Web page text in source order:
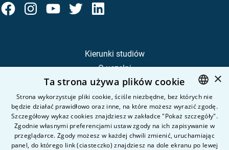
Kierunki studiów
O uczelni
Kandydat
Student
Nauka i badania
Intranet
POLISH
ENGLISH
×
Ta strona używa plików cookie
Strona wykorzystuje pliki cookie, ściśle niezbędne, bez których nie
będzie działać prawidłowo oraz inne, na które możesz wyrazić zgodę.
Szczegółowy wykaz cookies znajdziesz w zakładce "Pokaż szczegóły".
Zgodnie własnymi preferencjami ustaw zgody na ich zapisywanie w
przeglądarce. Zgody możesz w każdej chwili zmienić, uruchamiając
panel, do którego link (ciasteczko) znajdziesz na dole ekranu po lewej